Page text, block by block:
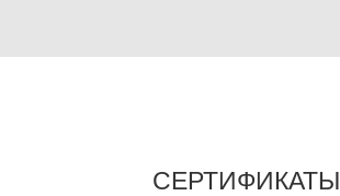
СЕРТИФИКАТЫ